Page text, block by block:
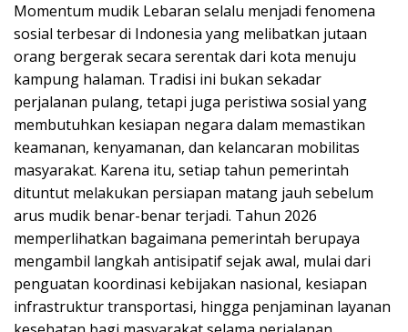
Momentum mudik Lebaran selalu menjadi fenomena
sosial terbesar di Indonesia yang melibatkan jutaan
orang bergerak secara serentak dari kota menuju
kampung halaman. Tradisi ini bukan sekadar
perjalanan pulang, tetapi juga peristiwa sosial yang
membutuhkan kesiapan negara dalam memastikan
keamanan, kenyamanan, dan kelancaran mobilitas
masyarakat. Karena itu, setiap tahun pemerintah
dituntut melakukan persiapan matang jauh sebelum
arus mudik benar-benar terjadi. Tahun 2026
memperlihatkan bagaimana pemerintah berupaya
mengambil langkah antisipatif sejak awal, mulai dari
penguatan koordinasi kebijakan nasional, kesiapan
infrastruktur transportasi, hingga penjaminan layanan